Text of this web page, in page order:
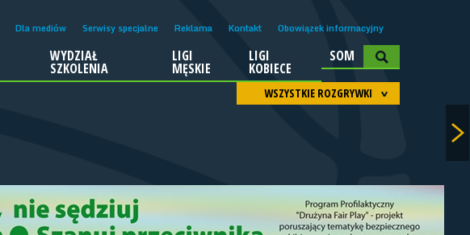
Dla mediów Serwisy specjalne Reklama Kontakt Obowiązek informacyjny
WYDZIAŁ
SZKOLENIA
LIGI
MĘSKIE
LIGI
KOBIECE
SOM
WSZYSTKIE ROZGRYWKI